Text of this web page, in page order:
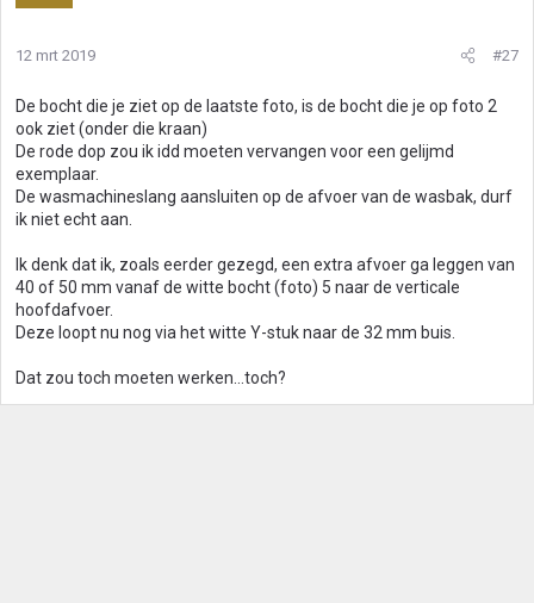
12 mrt 2019 #27
De bocht die je ziet op de laatste foto, is de bocht die je op foto 2
ook ziet (onder die kraan)
De rode dop zou ik idd moeten vervangen voor een gelijmd
exemplaar.
De wasmachineslang aansluiten op de afvoer van de wasbak, durf
ik niet echt aan.
Ik denk dat ik, zoals eerder gezegd, een extra afvoer ga leggen van
40 of 50 mm vanaf de witte bocht (foto) 5 naar de verticale
hoofdafvoer.
Deze loopt nu nog via het witte Y-stuk naar de 32 mm buis.
Dat zou toch moeten werken...toch?